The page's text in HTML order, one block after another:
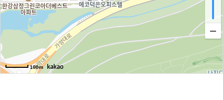
100m